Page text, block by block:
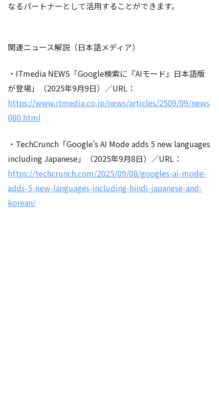
なるパートナーとして活用することができます。
関連ニュース解説（日本語メディア）
・ITmedia NEWS「Google検索に『AIモード』日本語版
が登場」（2025年9月9日）／URL：
https://www.itmedia.co.jp/news/articles/2509/09/news
080.html
・TechCrunch「Google’s AI Mode adds 5 new languages
including Japanese」（2025年9月8日）／URL：
https://techcrunch.com/2025/09/08/googles-ai-mode-
adds-5-new-languages-including-hindi-japanese-and-
korean/